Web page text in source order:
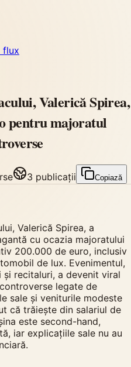
flux
Valerică Spirea,
pentru majoratul
3 publicații Copiază
Valerică Spirea, a
cu ocazia majoratului
200.000 de euro, inclusiv
de lux. Evenimentul,
recitaluri, a devenit viral
legate de
sale și veniturile modeste
că trăiește din salariul de
este second-hand,
iar explicațiile sale nu au